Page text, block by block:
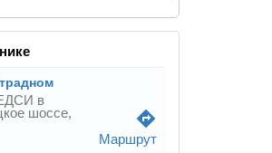
в
шоссе,
directions
Маршрут